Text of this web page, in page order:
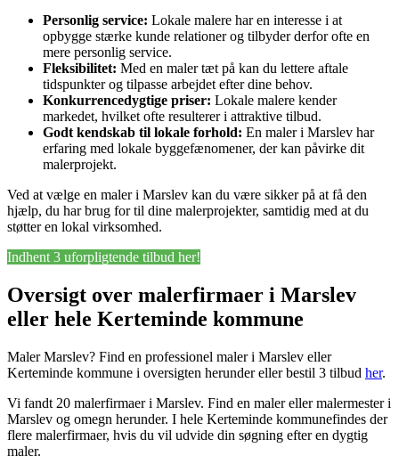
Personlig service: Lokale malere har en interesse i at
opbygge stærke kunde relationer og tilbyder derfor ofte en
mere personlig service.
Fleksibilitet: Med en maler tæt på kan du lettere aftale
tidspunkter og tilpasse arbejdet efter dine behov.
Konkurrencedygtige priser: Lokale malere kender
markedet, hvilket ofte resulterer i attraktive tilbud.
Godt kendskab til lokale forhold: En maler i Marslev har
erfaring med lokale byggefænomener, der kan påvirke dit
malerprojekt.
Ved at vælge en maler i Marslev kan du være sikker på at få den
hjælp, du har brug for til dine malerprojekter, samtidig med at du
støtter en lokal virksomhed.
Indhent 3 uforpligtende tilbud her!
Oversigt over malerfirmaer i Marslev
eller hele Kerteminde kommune
Maler Marslev? Find en professionel maler i Marslev eller
Kerteminde kommune i oversigten herunder eller bestil 3 tilbud her.
Vi fandt 20 malerfirmaer i Marslev. Find en maler eller malermester i
Marslev og omegn herunder. I hele Kerteminde kommunefindes der
flere malerfirmaer, hvis du vil udvide din søgning efter en dygtig
maler.